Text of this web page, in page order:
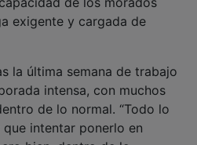
exigente y cargada de
intensa, con muchos
de lo normal. “Todo lo
intentar ponerlo en
bien, dentro de lo